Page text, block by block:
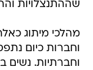
שההתנצלויות
מהלכי מיתוג
וחברות כיום
וחברתיות. נשים